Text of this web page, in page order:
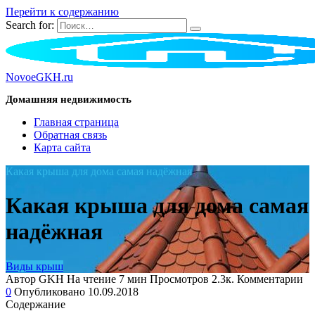
Перейти к содержанию
Search for:
NovoeGKH.ru
Домашняя недвижимость
Главная страница
Обратная связь
Карта сайта
Какая крыша для дома самая надёжная
Какая крыша для дома самая
надёжная
Виды крыш
Автор GKH На чтение 7 мин Просмотров 2.3к. Комментарии
0 Опубликовано 10.09.2018
Содержание